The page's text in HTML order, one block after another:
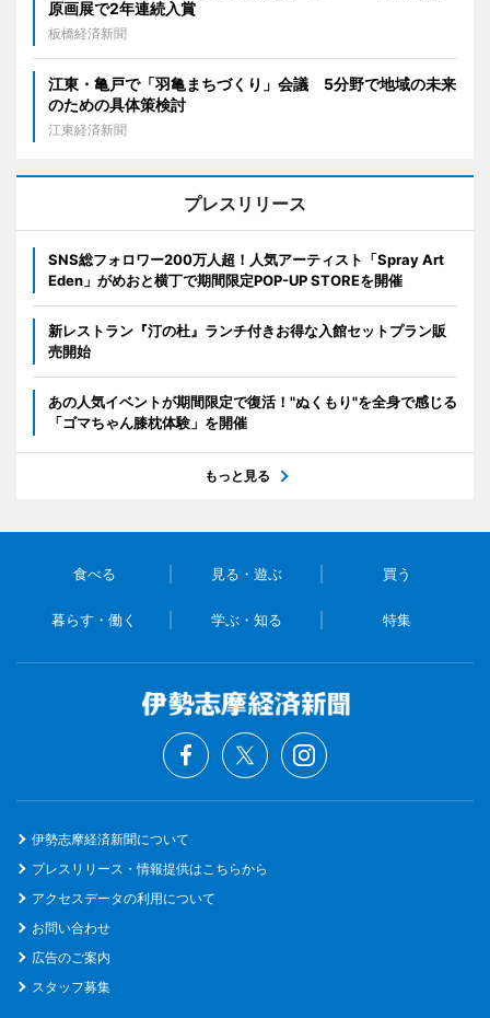
原画展で2年連続入賞
板橋経済新聞
江東・亀戸で「羽亀まちづくり」会議 5分野で地域の未来
のための具体策検討
江東経済新聞
プレスリリース
SNS総フォロワー200万人超！人気アーティスト「Spray Art
Eden」がめおと横丁で期間限定POP-UP STOREを開催
新レストラン『汀の杜』ランチ付きお得な入館セットプラン販
売開始
あの人気イベントが期間限定で復活！"ぬくもり"を全身で感じる
「ゴマちゃん膝枕体験」を開催
もっと見る
食べる 見る・遊ぶ 買う
暮らす・働く 学ぶ・知る 特集
伊勢志摩経済新聞について
プレスリリース・情報提供はこちらから
アクセスデータの利用について
お問い合わせ
広告のご案内
スタッフ募集